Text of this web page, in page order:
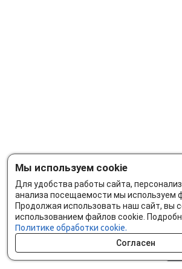
Мы используем cookie
Для удобства работы сайта,
анализа посещаемости мы используем
Продолжая использовать наш сайт, вы
использованием файлов cookie.
Политике обработки cookie.
Согласен